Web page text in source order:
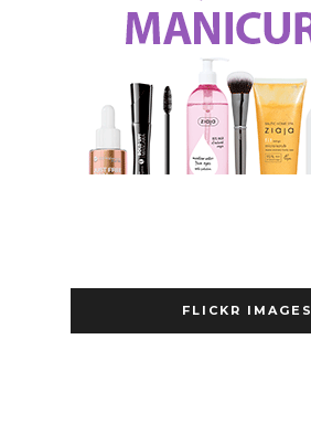
FLICKR IMAGES